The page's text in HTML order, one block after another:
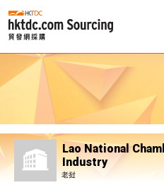
Lao National
Industry
老挝